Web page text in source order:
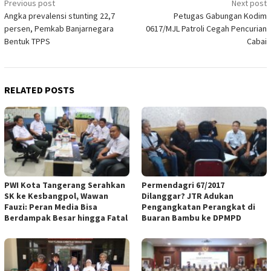
Post
navigation
Previous post
Angka prevalensi stunting 22,7
persen, Pemkab Banjarnegara
Bentuk TPPS
Next post
Petugas Gabungan Kodim
0617/MJL Patroli Cegah Pencurian
Cabai
RELATED POSTS
PWI Kota Tangerang Serahkan
SK ke Kesbangpol, Wawan
Fauzi: Peran Media Bisa
Berdampak Besar hingga Fatal
Permendagri 67/2017
Dilanggar? JTR Adukan
Pengangkatan Perangkat di
Buaran Bambu ke DPMPD